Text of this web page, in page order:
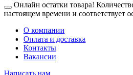
Онлайн остатки товара!
настоящем времени и соответствует
О компании
Оплата и доставка
Контакты
Вакансии
Написать нам